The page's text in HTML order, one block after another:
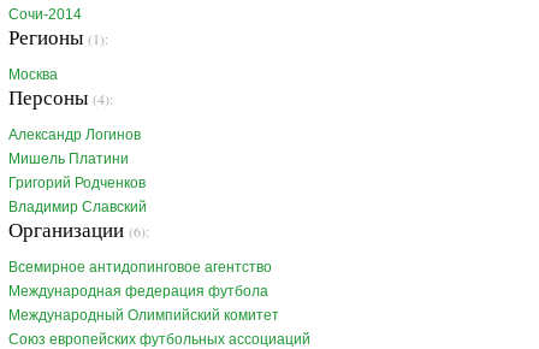
Сочи-2014
Регионы (1):
Москва
Персоны (4):
Александр Логинов
Мишель Платини
Григорий Родченков
Владимир Славский
Организации (6):
Всемирное антидопинговое агентство
Международная федерация футбола
Международный Олимпийский комитет
Союз европейских футбольных ассоциаций